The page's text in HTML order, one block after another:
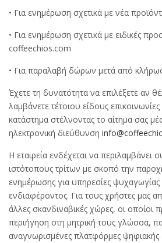
• Για ενημέρωση σχετικά με νέα
• Για ενημέρωση σχετικά με ειδικές
coffeechios.com
• Για παραλαβή δώρων μετά από
Έχετε τη δυνατότητα να επιλέξετε αν
λαμβάνετε τέτοιου είδους
κατάστημα στέλνοντας το αίτημα σας
ηλεκτρονική διεύθυνση
Η εταιρεία ενδέχεται να περιλαμβάνει
ιστότοπους τρίτων με σκοπό την
ενημέρωσης για υπηρεσίες ψυχαγωγίας
ενδιαφέροντος. Για τους χρήστες μας
άλλες σκανδιναβικές χώρες, οι οποίοι
περιήγηση στη μητρική τους γλώσσα,
αναγνωρισμένες πλατφόρμες